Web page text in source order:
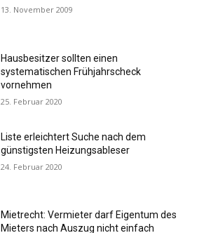
13. November 2009
Hausbesitzer sollten einen
systematischen Frühjahrscheck
vornehmen
25. Februar 2020
Liste erleichtert Suche nach dem
günstigsten Heizungsableser
24. Februar 2020
Mietrecht: Vermieter darf Eigentum des
Mieters nach Auszug nicht einfach